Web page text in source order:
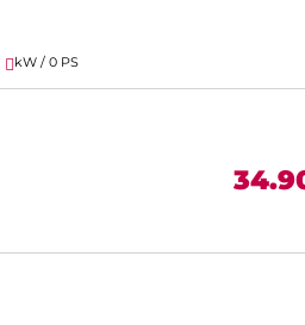
kW / 0 PS